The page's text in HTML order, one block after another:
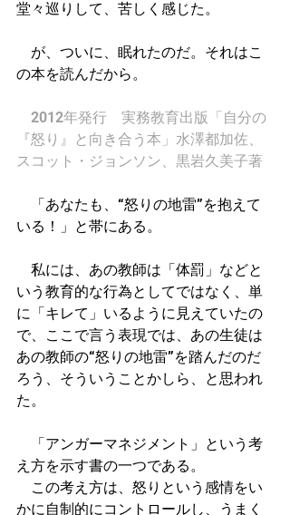
堂々巡りして、苦しく感じた。
が、ついに、眠れたのだ。それはこ
の本を読んだから。
2012年発行　実務教育出版「自分の
『怒り』と向き合う本」水澤都加佐、
スコット・ジョンソン、黒岩久美子著
「あなたも、“怒りの地雷”を抱えて
いる！」と帯にある。
私には、あの教師は「体罰」などと
いう教育的な行為としてではなく、単
に「キレて」いるように見えていたの
で、ここで言う表現では、あの生徒は
あの教師の“怒りの地雷”を踏んだのだ
ろう、そういうことかしら、と思われ
た。
「アンガーマネジメント」という考
え方を示す書の一つである。
この考え方は、怒りという感情をい
かに自制的にコントロールし、うまく